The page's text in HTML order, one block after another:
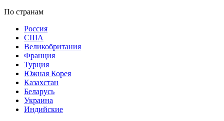
По странам
Россия
США
Великобритания
Франция
Турция
Южная Корея
Казахстан
Беларусь
Украина
Индийские